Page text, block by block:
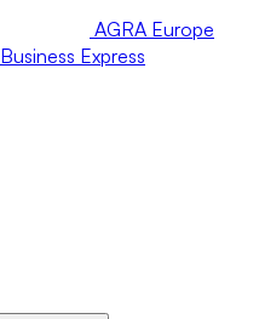
AGRA Europe
Business Express